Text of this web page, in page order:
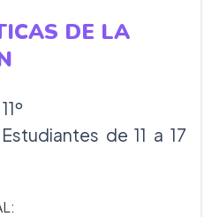
DE LA
de 11 a 17